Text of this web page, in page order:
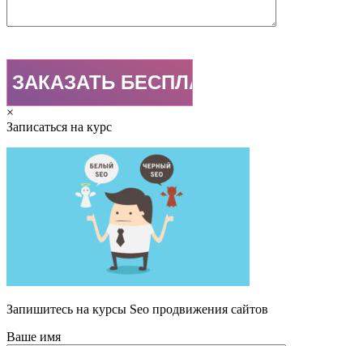
×
Записаться на курс
Запишитесь на курсы Seo продвижения сайтов
Ваше имя